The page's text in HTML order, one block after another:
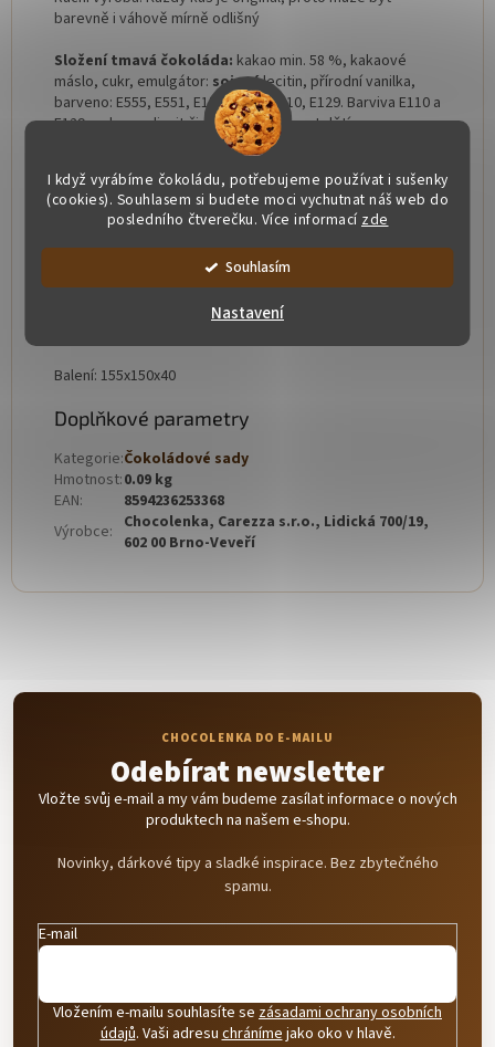
I když vyrábíme čokoládu, potřebujeme používat i sušenky
(cookies). Souhlasem si budete moci vychutnat náš web do
posledního čtverečku. Více informací zde
Souhlasím
Nastavení
barevně i váhově mírně odlišný
Složení tmavá čokoláda: kakao min. 58 %, kakaové
máslo, cukr, emulgátor: sojovýlecitin, přírodní vanilka,
barveno: E555, E551, E172, E132, E110, E129. Barviva E110 a
E129 mohou ovlivnit činnost a pozornost dětí.
plnotučné mléko, cukr, emulgátor:sojový lecitin ,
přírodní vanilka, barveno: E555, E551, E172, E129. Barvivo
E129 může ovlivňovat činnost a pozornost dětí.
lecitin, plnotučné mléko
čokoláda)
Balení: 155x150x40
Doplňkové parametry
Kategorie:Čokoládové sady
Hmotnost:0.09 kg
EAN:
8594236253368
Výrobce: Chocolenka, Carezza s.r.o., Lidická 700/19,
602 00 Brno-Veveří
Odebírat newsletter
Vložte svůj e-mail a my vám budeme zasílat informace o nových
produktech na našem e-shopu.
Novinky, dárkové tipy a sladké inspirace. Bez zbytečného
spamu.
E-mail
Vložením e-mailu souhlasíte se zásadami ochrany osobních
údajů. Vaši adresuchránímejako oko v hlavě.